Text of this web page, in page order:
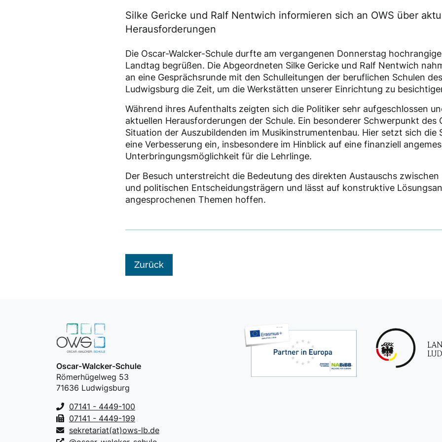
Silke Gericke und Ralf Nentwich informieren sich an OWS über
Herausforderungen
Die Oscar-Walcker-Schule durfte am vergangenen Donnerstag
Landtag begrüßen. Die Abgeordneten Silke Gericke und Ralf Nentwich
an eine Gesprächsrunde mit den Schulleitungen der beruflichen Schulen
Ludwigsburg die Zeit, um die Werkstätten unserer Einrichtung zu
Während ihres Aufenthalts zeigten sich die Politiker sehr aufgeschlossen
aktuellen Herausforderungen der Schule. Ein besonderer Schwerpunkt des
Situation der Auszubildenden im Musikinstrumentenbau. Hier setzt sich die
eine Verbesserung ein, insbesondere im Hinblick auf eine finanziell
Unterbringungsmöglichkeit für die Lehrlinge.
Der Besuch unterstreicht die Bedeutung des direkten Austauschs
und politischen Entscheidungsträgern und lässt auf konstruktive
angesprochenen Themen hoffen.
Zurück
Oscar-Walcker-Schule
Römerhügelweg 53
71636 Ludwigsburg
07141 - 4449-100
07141 - 4449-199
sekretariat(at)ows-lb.de